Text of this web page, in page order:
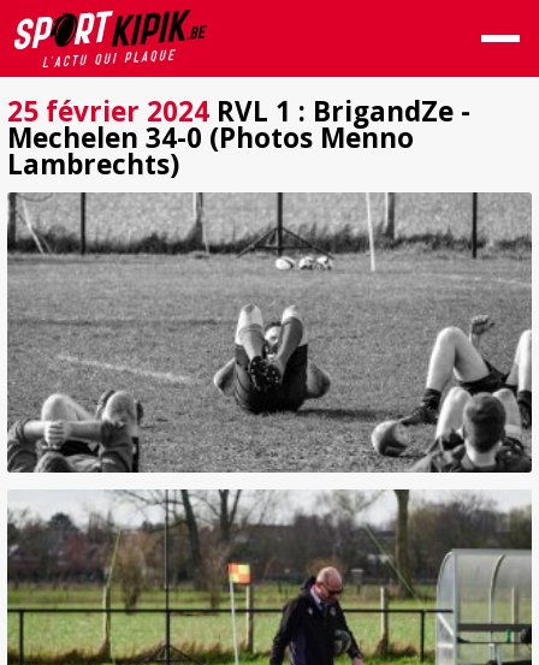
25 février 2024 RVL 1 : BrigandZe -
Mechelen 34-0 (Photos Menno
Lambrechts)